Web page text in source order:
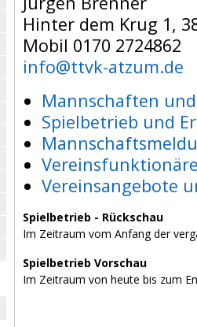
Hinter dem Krug 1,
Mobil 0170 2724862
info@ttvk-atzum.de
Mannschaften
Spielbetrieb und
Vereinsangebote
Spielbetrieb - Rückschau
Im Zeitraum vom Anfang der
Spielbetrieb Vorschau
Im Zeitraum von heute bis zum